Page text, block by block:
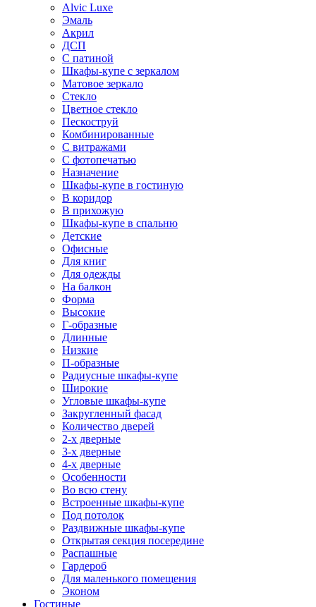
Alvic Luxe
Эмаль
Акрил
ДСП
С патиной
Шкафы-купе с зеркалом
Матовое зеркало
Стекло
Цветное стекло
Пескоструй
Комбинированные
С витражами
С фотопечатью
Назначение
Шкафы-купе в гостиную
В коридор
В прихожую
Шкафы-купе в спальню
Детские
Офисные
Для книг
Для одежды
На балкон
Форма
Высокие
Г-образные
Длинные
Низкие
П-образные
Радиусные шкафы-купе
Широкие
Угловые шкафы-купе
Закругленный фасад
Количество дверей
2-х дверные
3-х дверные
4-х дверные
Особенности
Во всю стену
Встроенные шкафы-купе
Под потолок
Раздвижные шкафы-купе
Открытая секция посередине
Распашные
Гардероб
Для маленького помещения
Эконом
Гостиные